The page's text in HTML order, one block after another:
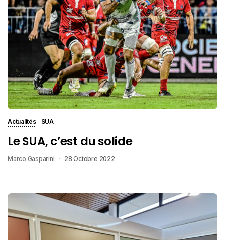
Actualités SUA
Le SUA, c’est du solide
Marco Gasparini 28 Octobre 2022